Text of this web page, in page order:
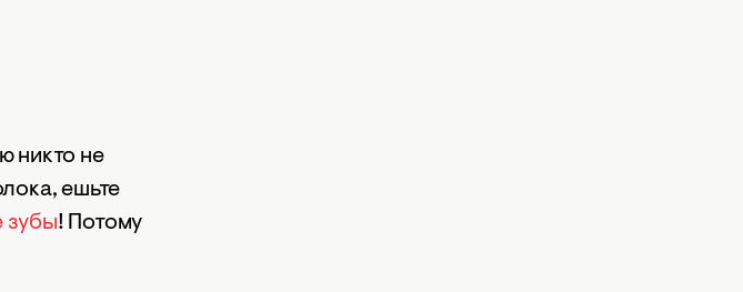
никто не
ешьте
зубы! Потому